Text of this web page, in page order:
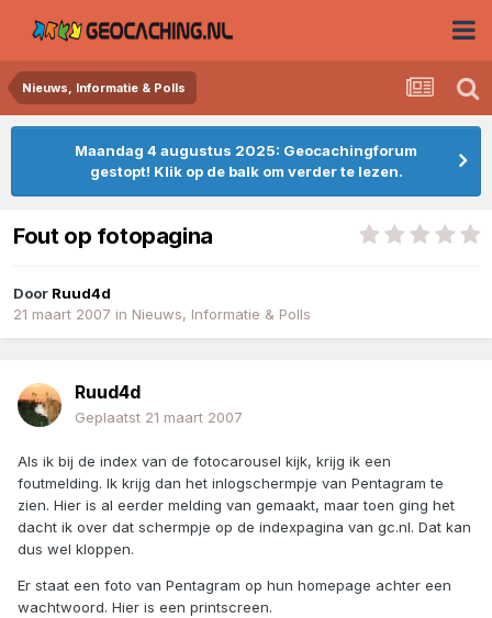
Nieuws, Informatie & Polls
Maandag 4 augustus 2025: Geocachingforum
gestopt! Klik op de balk om verder te lezen.
Fout op fotopagina
Door Ruud4d
21 maart 2007 in Nieuws, Informatie & Polls
Ruud4d
Geplaatst 21 maart 2007
Als ik bij de index van de fotocarousel kijk, krijg ik een
foutmelding. Ik krijg dan het inlogschermpje van Pentagram te
zien. Hier is al eerder melding van gemaakt, maar toen ging het
dacht ik over dat schermpje op de indexpagina van gc.nl. Dat kan
dus wel kloppen.
Er staat een foto van Pentagram op hun homepage achter een
wachtwoord. Hier is een printscreen.